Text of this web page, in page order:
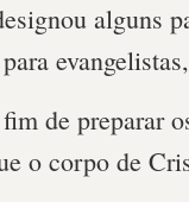
alguns
de preparar
o corpo de